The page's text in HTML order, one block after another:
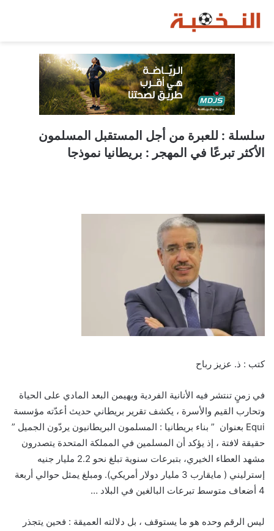
سلسلة : للعبرة من أجل المستقبل المسلمون
الأكثر تبرعًا في المهجر : بريطانيا نموذجا
كتب : ذ. عزيز رباح
في زمنٍ تنتشر فيه الأنانية الفردية ويهيمن البعد المادي على الحياة
وتحارب القيم والأسرة ، يكشف تقرير بريطاني حديث أعدّته مؤسسة
Equi بعنوان ” بناء بريطانيا : المسلمون البريطانيون يردّون الجميل ”
حقيقة لافتة ، إذ يؤكد أن المسلمين في المملكة المتحدة يتصدرون
مشهد العطاء الخيري، بتبرعات سنوية تبلغ نحو 2.2 مليار جنيه
إسترليني ( مايقارب 3 مليار دولار أمريكي). ومبلغ يمثل حوالي أربعة
4 أضعاف متوسط تبرعات البالغين في البلاد …
ليس الرقم وحده هو ما يستوقف ، بل دلالته العميقة : فحين يتجذر